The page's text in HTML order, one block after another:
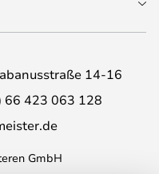
14-16
66 423 063 128
GmbH